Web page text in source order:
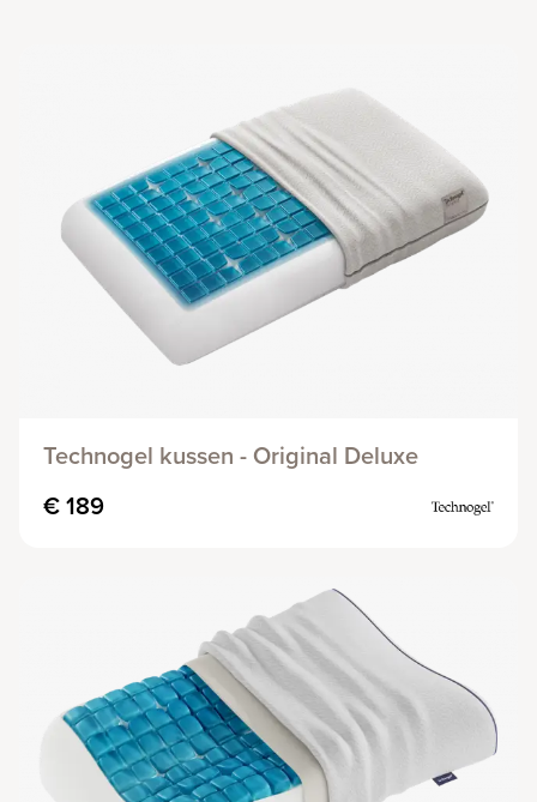
Technogel kussen - Original Deluxe
€ 189